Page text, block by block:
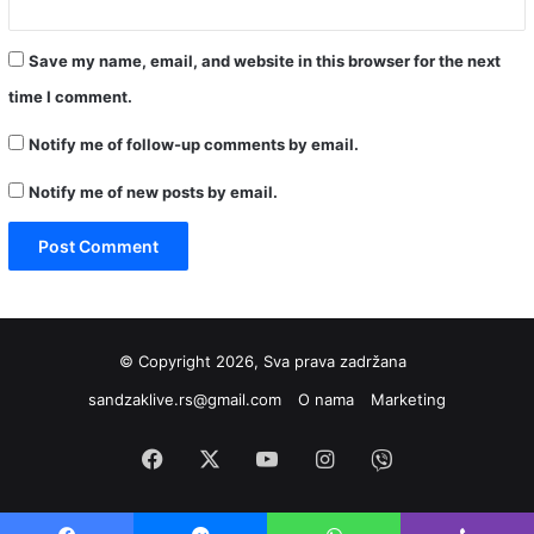
Save my name, email, and website in this browser for the next
time I comment.
Notify me of follow-up comments by email.
Notify me of new posts by email.
© Copyright 2026, Sva prava zadržana
sandzaklive.rs@gmail.com
O nama Marketing
Facebook YouTubeInstagram
Viber